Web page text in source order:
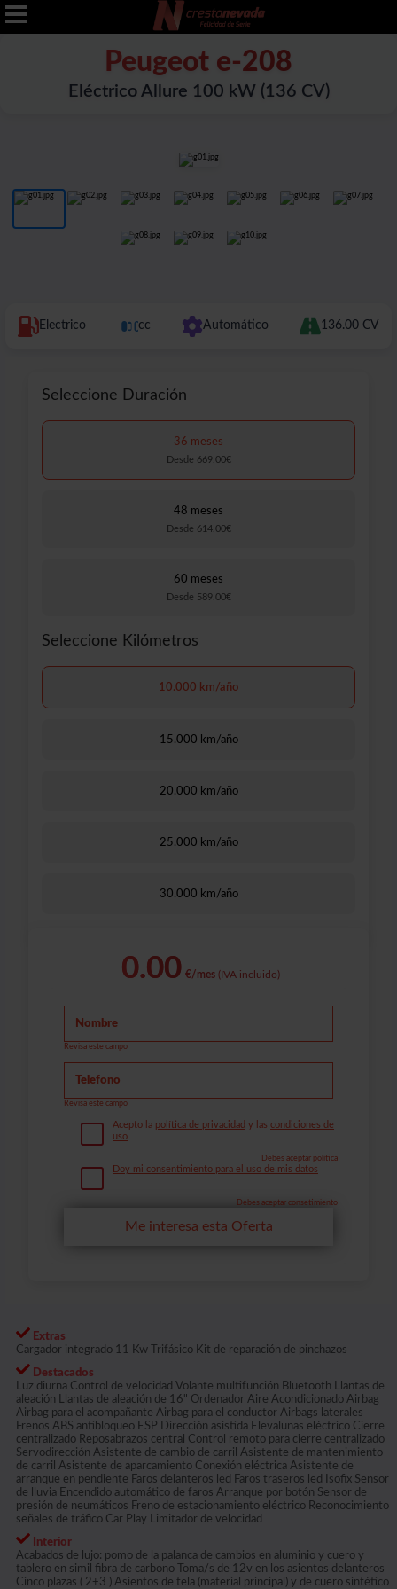
Peugeot e-208
Eléctrico Allure 100 kW (136 CV)
Electrico cc Automático 136.00 CV
Seleccione Duración
36 meses
Desde 669.00€
48 meses
Desde 614.00€
60 meses
Desde 589.00€
Seleccione Kilómetros
10.000 km/año
15.000 km/año
20.000 km/año
25.000 km/año
30.000 km/año
0.00 €/mes (IVA incluido)
Revisa este campo
Revisa este campo
Acepto la política de privacidad y las condiciones de
uso
Debes aceptar política
Doy mi consentimiento para el uso de mis datos
Debes aceptar consetimiento
Me interesa esta Oferta
Extras
Cargador integrado 11 Kw Trifásico Kit de reparación de pinchazos
Destacados
Luz diurna Control de velocidad Volante multifunción Bluetooth Llantas de
aleación Llantas de aleación de 16" Ordenador Aire Acondicionado Airbag
Airbag para el acompañante Airbag para el conductor Airbags laterales
Frenos ABS antibloqueo ESP Dirección asistida Elevalunas eléctrico Cierre
centralizado Reposabrazos central Control remoto para cierre centralizado
Servodirección Asistente de cambio de carril Asistente de mantenimiento
de carril Asistente de aparcamiento Conexión eléctrica Asistente de
arranque en pendiente Faros delanteros led Faros traseros led Isofix Sensor
de lluvia Encendido automático de faros Arranque por botón Sensor de
presión de neumáticos Freno de estacionamiento eléctrico Reconocimiento
señales de tráfico Car Play Limitador de velocidad
Interior
Acabados de lujo: pomo de la palanca de cambios en aluminio y cuero y
tablero en simil fibra de carbono Toma/s de 12v en los asientos delanteros
Cinco plazas ( 2+3 ) Asientos de tela (material principal) y de cuero sintético